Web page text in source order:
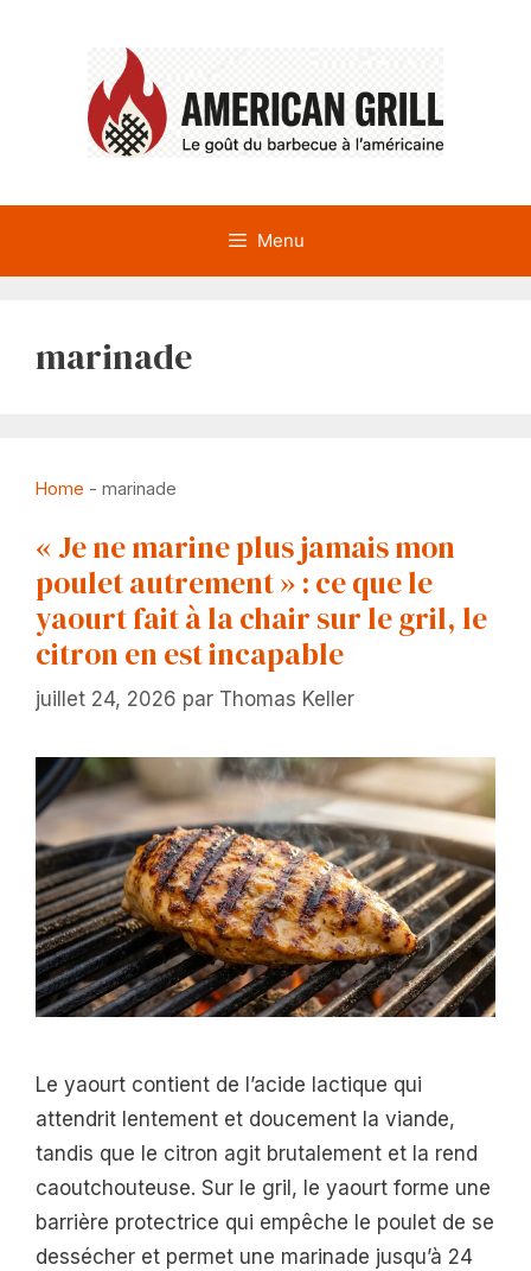
Menu
marinade
Home - marinade
« Je ne marine plus jamais mon
poulet autrement » : ce que le
yaourt fait à la chair sur le gril, le
citron en est incapable
juillet 24, 2026 par Thomas Keller
Le yaourt contient de l’acide lactique qui
attendrit lentement et doucement la viande,
tandis que le citron agit brutalement et la rend
caoutchouteuse. Sur le gril, le yaourt forme une
barrière protectrice qui empêche le poulet de se
dessécher et permet une marinade jusqu’à 24